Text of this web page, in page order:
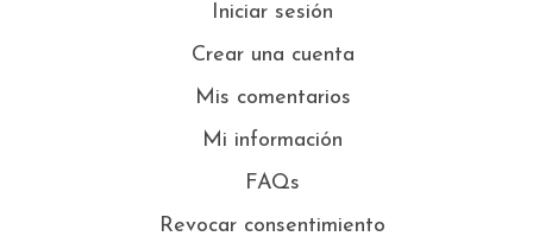
Iniciar sesión
Crear una cuenta
Mis comentarios
Mi información
FAQs
Revocar consentimiento